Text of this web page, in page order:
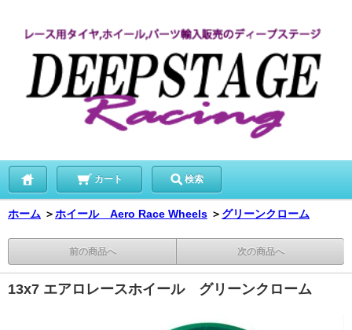
カート 検索
ホーム ＞ホイール Aero Race Wheels ＞ グリーンクローム
前の商品へ 次の商品へ
13x7 エアロレースホイール グリーンクローム